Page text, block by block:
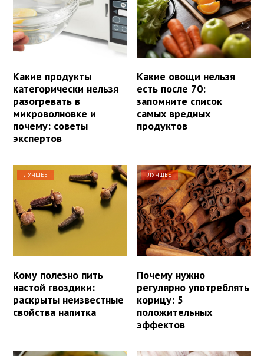
Какие продукты
категорически нельзя
разогревать в
микроволновке и
почему: советы
экспертов
Какие овощи нельзя
есть после 70:
запомните список
самых вредных
продуктов
ЛУЧШЕЕ
Кому полезно пить
настой гвоздики:
раскрыты неизвестные
свойства напитка
ЛУЧШЕЕ
Почему нужно
регулярно употреблять
корицу: 5
положительных
эффектов